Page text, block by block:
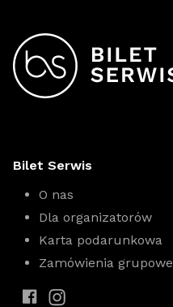
Bilet Serwis
O nas
Dla organizatorów
Karta podarunkowa
Zamówienia grupowe